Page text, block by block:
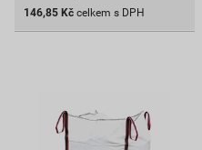
146,85 Kč celkem s DPH